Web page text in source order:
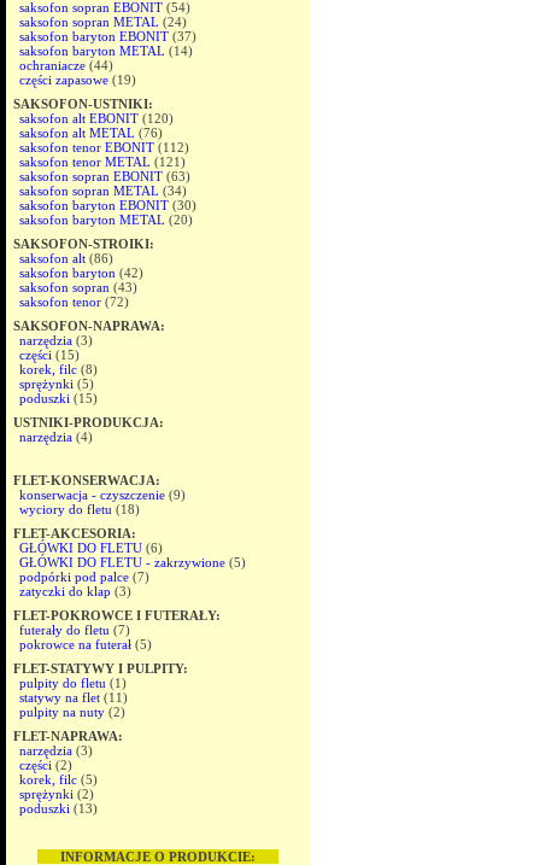
saksofon sopran EBONIT (54)
saksofon sopran METAL (24)
saksofon baryton EBONIT (37)
saksofon baryton METAL (14)
ochraniacze (44)
części zapasowe (19)
SAKSOFON-USTNIKI:
saksofon alt EBONIT (120)
saksofon alt METAL (76)
saksofon tenor EBONIT (112)
saksofon tenor METAL (121)
saksofon sopran EBONIT (63)
saksofon sopran METAL (34)
saksofon baryton EBONIT (30)
saksofon baryton METAL (20)
SAKSOFON-STROIKI:
saksofon alt (86)
saksofon baryton (42)
saksofon sopran (43)
saksofon tenor (72)
SAKSOFON-NAPRAWA:
narzędzia (3)
części (15)
korek, filc (8)
sprężynki (5)
poduszki (15)
USTNIKI-PRODUKCJA:
narzędzia (4)
FLET-KONSERWACJA:
konserwacja - czyszczenie (9)
wyciory do fletu (18)
FLET-AKCESORIA:
GŁÓWKI DO FLETU (6)
GŁÓWKI DO FLETU - zakrzywione (5)
podpórki pod palce (7)
zatyczki do klap (3)
FLET-POKROWCE I FUTERAŁY:
futerały do fletu (7)
pokrowce na futerał (5)
FLET-STATYWY I PULPITY:
pulpity do fletu (1)
statywy na flet (11)
pulpity na nuty (2)
FLET-NAPRAWA:
narzędzia (3)
części (2)
korek, filc (5)
sprężynki (2)
poduszki (13)
INFORMACJE O PRODUKCIE: